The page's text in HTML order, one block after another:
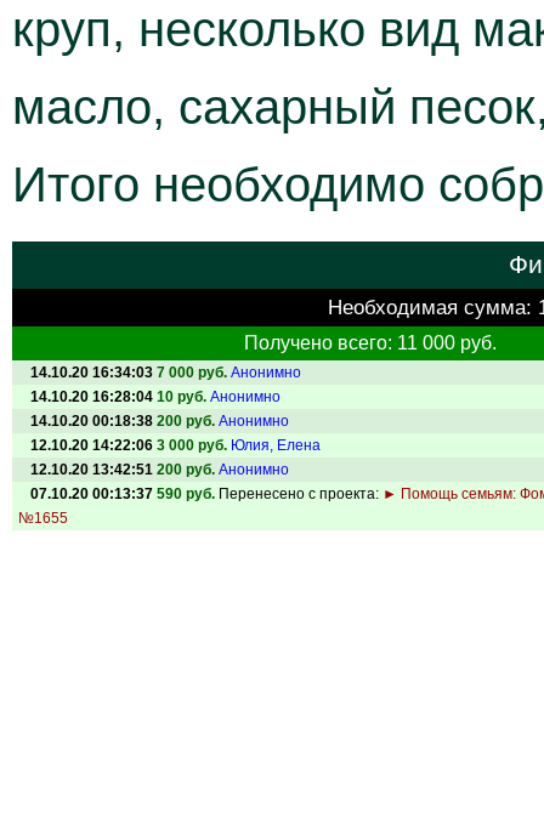
круп, несколько вид
масло, сахарный
Итого необходимо
Необходимая сумма:
Получено всего: 11 000 руб.
14.10.20 16:34:03 7 000 руб. Анонимно
14.10.20 16:28:04 10 руб. Анонимно
14.10.20 00:18:38 200 руб. Анонимно
12.10.20 14:22:06 3 000 руб. Юлия, Елена
12.10.20 13:42:51 200 руб. Анонимно
07.10.20 00:13:37 590 руб. Перенесено с проекта: ► Помощь семьям:
№1655